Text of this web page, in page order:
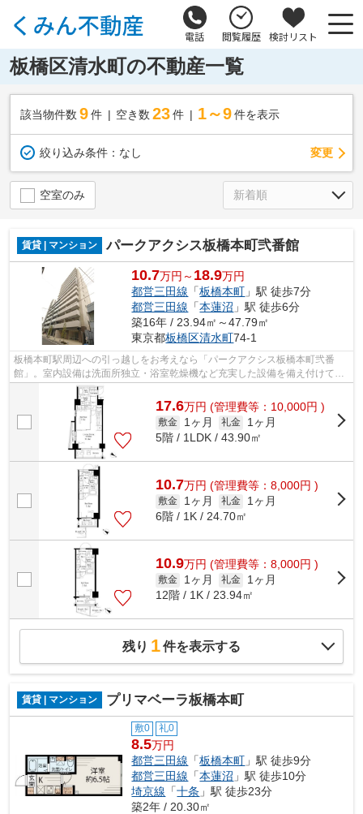
電話 閲覧履歴 検討リスト
板橋区清水町の不動産一覧
該当物件数 9件 空き数 23 件 1～9 件を表示
絞り込み条件： なし 変更
空室のみ
賃貸 | マンション パークアクシス板橋本町弐番館
10.7万円～ 18.9万円
都営三田線 「板橋本町 」駅 徒歩7分
都営三田線 「本蓮沼 」駅 徒歩6分
築16年 / 23.94㎡～47.79㎡
東京都板橋区清水町74-1
板橋本町駅周辺への引っ越しをお考えなら「パークアクシス板橋本町弐番
館」。室内設備は洗面所独立・浴室乾燥機など充実した設備を備え付けてい
ます。来訪者を確認してから鍵を開けら...
17.6万円 (管理費等：10,000円 )
敷金 1ヶ月 礼金
1ヶ月
5階 / 1LDK / 43.90㎡
10.7万円 (管理費等：8,000円 )
敷金 1ヶ月 礼金
1ヶ月
6階 / 1K / 24.70㎡
10.9万円 (管理費等：8,000円 )
敷金 1ヶ月 礼金
1ヶ月
12階 / 1K / 23.94㎡
残り 1件を表示する
賃貸 | マンション プリマベーラ板橋本町
敷0 礼0
8.5万円
都営三田線 「板橋本町 」駅 徒歩9分
都営三田線 「本蓮沼 」駅 徒歩10分
埼京線 「十条 」駅 徒歩23分
築2年 / 20.30㎡